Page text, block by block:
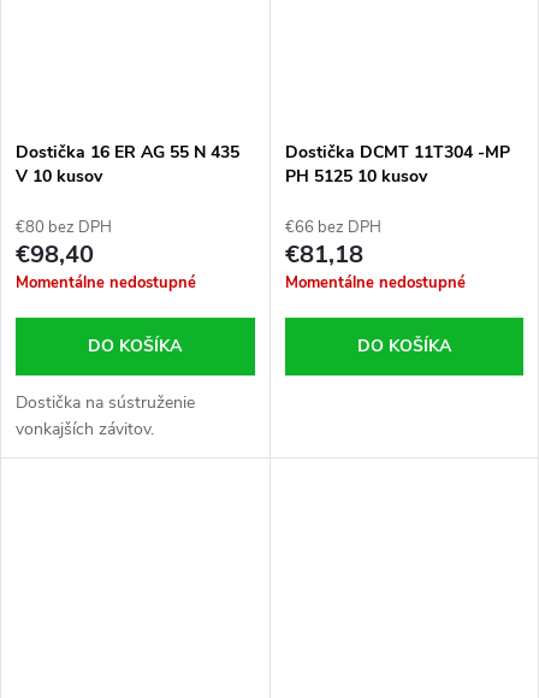
Dostička 16 ER AG 55 N 435
V 10 kusov
€80 bez DPH
€98,40
Momentálne nedostupné
DO KOŠÍKA
Dostička na sústruženie
vonkajších závitov.
Dostička DCMT 11T304 -MP
PH 5125 10 kusov
€66 bez DPH
€81,18
Momentálne nedostupné
DO KOŠÍKA